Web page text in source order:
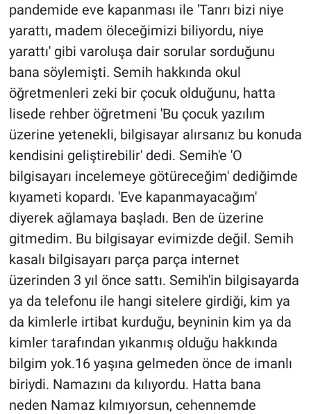
pandemide eve kapanması ile 'Tanrı bizi niye
yarattı, madem öleceğimizi biliyordu, niye
yarattı' gibi varoluşa dair sorular sorduğunu
bana söylemişti. Semih hakkında okul
öğretmenleri zeki bir çocuk olduğunu, hatta
lisede rehber öğretmeni 'Bu çocuk yazılım
üzerine yetenekli, bilgisayar alırsanız bu konuda
kendisini geliştirebilir' dedi. Semih'e 'O
bilgisayarı incelemeye götüreceğim' dediğimde
kıyameti kopardı. 'Eve kapanmayacağım'
diyerek ağlamaya başladı. Ben de üzerine
gitmedim. Bu bilgisayar evimizde değil. Semih
kasalı bilgisayarı parça parça internet
üzerinden 3 yıl önce sattı. Semih'in bilgisayarda
ya da telefonu ile hangi sitelere girdiği, kim ya
da kimlerle irtibat kurduğu, beyninin kim ya da
kimler tarafından yıkanmış olduğu hakkında
bilgim yok.16 yaşına gelmeden önce de imanlı
biriydi. Namazını da kılıyordu. Hatta bana
neden Namaz kılmıyorsun, cehennemde